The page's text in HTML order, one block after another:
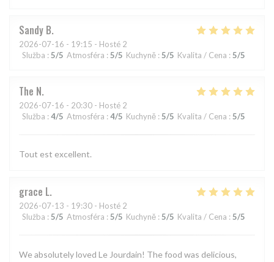
Sandy B
2026-07-16 - 19:15 - Hosté 2
Služba : 5/5 Atmosféra : 5/5 Kuchyně : 5/5 Kvalita / Cena : 5/5
The N
2026-07-16 - 20:30 - Hosté 2
Služba : 4/5 Atmosféra : 4/5 Kuchyně : 5/5 Kvalita / Cena : 5/5
Tout est excellent.
grace L
2026-07-13 - 19:30 - Hosté 2
Služba : 5/5 Atmosféra : 5/5 Kuchyně : 5/5 Kvalita / Cena : 5/5
We absolutely loved Le Jourdain! The food was delicious,